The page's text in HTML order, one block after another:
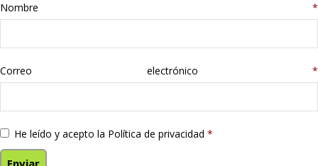
libros
Nombre *
Correo electrónico *
He leído y acepto la Política de privacidad *